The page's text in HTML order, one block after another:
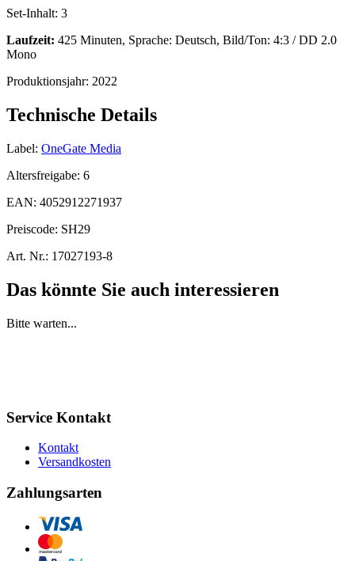
Set-Inhalt: 3
Laufzeit: 425 Minuten, Sprache: Deutsch, Bild/Ton: 4:3 / DD 2.0
Mono
Produktionsjahr: 2022
Technische Details
Label: OneGate Media
Altersfreigabe: 6
EAN: 4052912271937
Preiscode: SH29
Art. Nr.: 17027193-8
Das könnte Sie auch interessieren
Bitte warten...
Service Kontakt
Kontakt
Versandkosten
Zahlungsarten